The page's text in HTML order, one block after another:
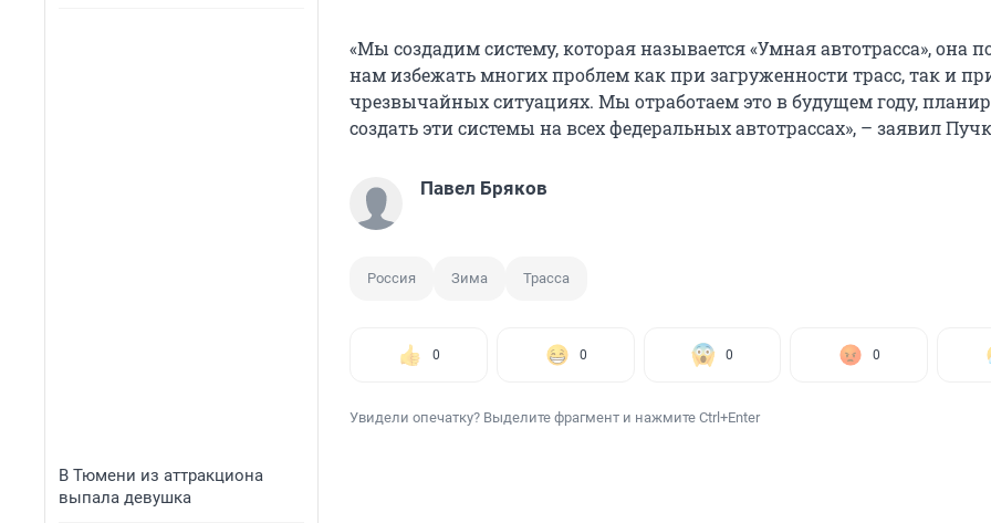
В Тюмени из аттракциона
выпала девушка
«Мы создадим систему, которая называется «Умная автотрасса», она
нам избежать многих проблем как при загруженности трасс, так и
чрезвычайных ситуациях. Мы отработаем это в будущем году,
создать эти системы на всех федеральных автотрассах», – заявил
Павел Бряков
Россия Зима Трасса
0 0 0 0
Увидели опечатку? Выделите фрагмент и нажмите Ctrl+Enter